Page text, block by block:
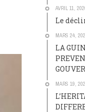
AVRIL 11,
Le
MARS 24,
LA
MARS 19,